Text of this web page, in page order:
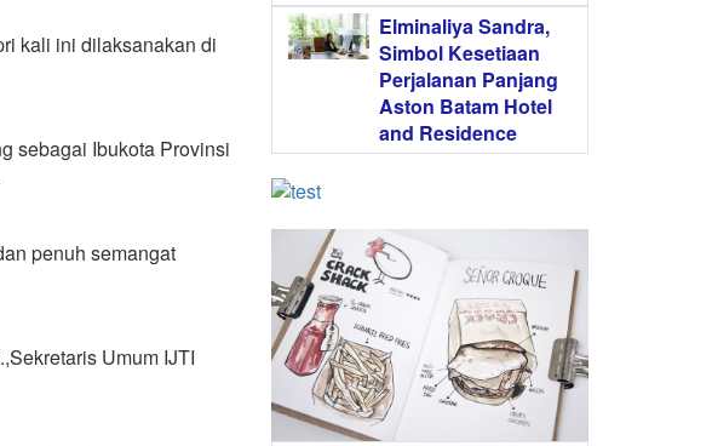
kali ini dilaksanakan di
sebagai Ibukota Provinsi
penuh semangat
Umum IJTI
Elminaliya Sandra,
Simbol Kesetiaan
Perjalanan Panjang
Aston Batam Hotel
and Residence